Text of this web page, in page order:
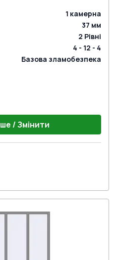
1 камерна
37 мм
2 Рівні
4 - 12 - 4
Базова зламобезпека
/ Змінити